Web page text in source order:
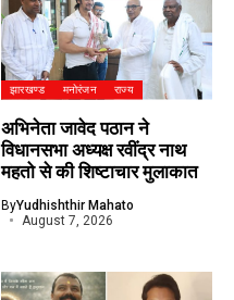
झारखण्ड मनोरंजन राज्य
अभिनेता जावेद पठान ने
विधानसभा अध्यक्ष रवींद्र नाथ
महतो से की शिष्टाचार मुलाकात
ByYudhishthir Mahato
August 7, 2026